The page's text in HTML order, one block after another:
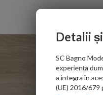
Detalii
SC Bagno
experiența
a integra în
(UE) 2016/679